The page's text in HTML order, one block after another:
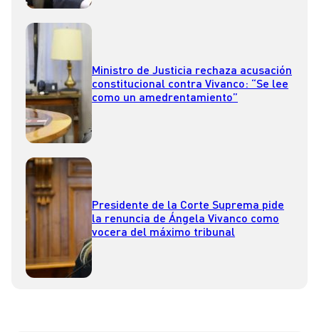
Ministro de Justicia rechaza acusación
constitucional contra Vivanco: “Se lee
como un amedrentamiento”
Presidente de la Corte Suprema pide
la renuncia de Ángela Vivanco como
vocera del máximo tribunal